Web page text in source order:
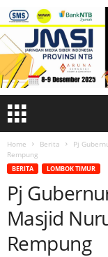
Home Berita
Pj
Rempung
BERITA LOMBOK TIMUR
Pj
Masjid
Rempung